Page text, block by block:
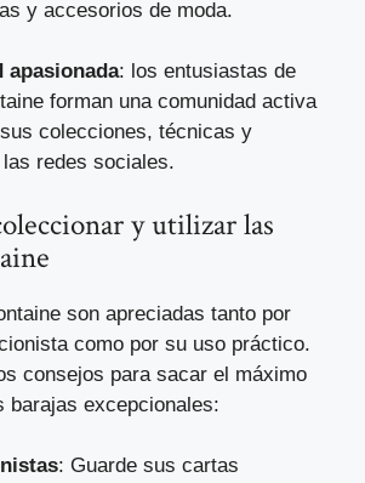
y accesorios de moda.
apasionada: los entusiastas de
forman una comunidad activa
colecciones, técnicas y
redes sociales.
y utilizar las
son apreciadas tanto por
como por su uso práctico.
consejos para sacar el máximo
barajas excepcionales:
: Guarde sus cartas